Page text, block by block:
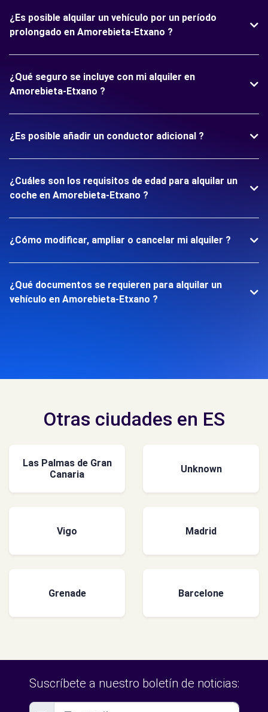
¿Es posible alquilar un vehículo por un período
prolongado en Amorebieta-Etxano ?
¿Qué seguro se incluye con mi alquiler en
Amorebieta-Etxano ?
¿Es posible añadir un conductor adicional ?
¿Cuáles son los requisitos de edad para alquilar un
coche en Amorebieta-Etxano ?
¿Cómo modificar, ampliar o cancelar mi alquiler ?
¿Qué documentos se requieren para alquilar un
vehículo en Amorebieta-Etxano ?
Otras ciudades en ES
Las Palmas de Gran
Canaria
Unknown
Vigo Madrid
Grenade Barcelone
Suscríbete a nuestro boletín de noticias: